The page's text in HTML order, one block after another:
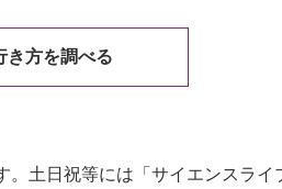
き方を調べる
土日祝等には「サイエンスラ